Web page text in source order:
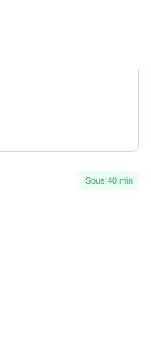
Sous 40 min